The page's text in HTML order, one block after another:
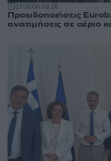
17:3606.08.26
Προειδοποιήσεις
ανατιμήσεις σε αέριο